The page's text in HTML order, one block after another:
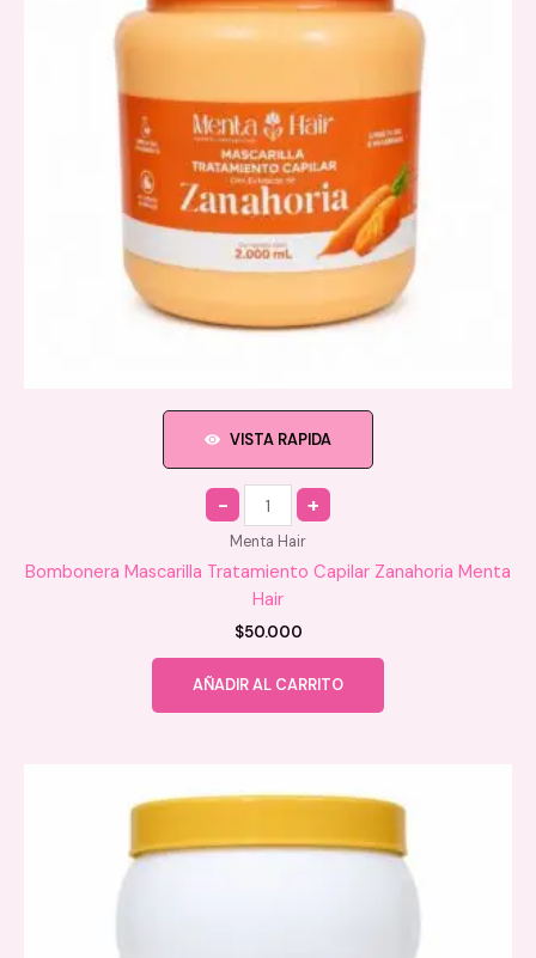
VISTA RAPIDA
Quantity
Menta Hair
Bombonera Mascarilla Tratamiento Capilar Zanahoria Menta
Hair
$50.000
AÑADIR AL CARRITO